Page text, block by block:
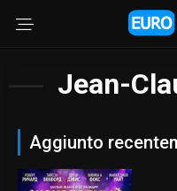
Jean-
Aggiunto